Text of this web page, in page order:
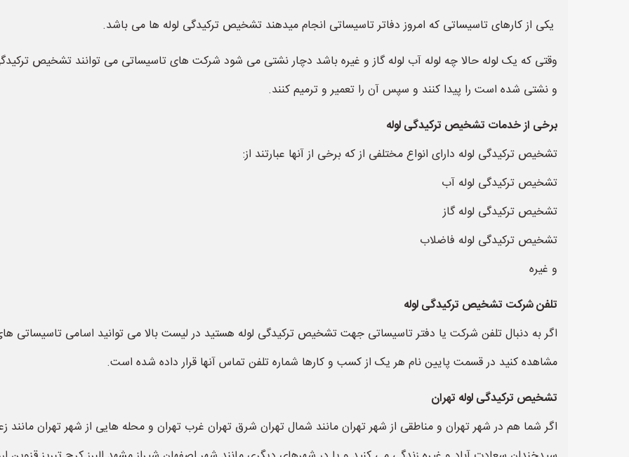
یکی از کارهای تاسیساتی که امروز دفاتر تاسیساتی انجام میدهند تشخیص ترکیدگی لوله ها می باشد.
وقتی که یک لوله حالا چه لوله آب لوله گاز و غیره باشد دچار نشتی می شود شرکت های تاسیساتی می توانند تشخیص
و نشتی شده است را پیدا کنند و سپس آن را تعمیر و ترمیم کنند.
برخی از خدمات تشخیص ترکیدگی لوله
تشخیص ترکیدگی لوله دارای انواع مختلفی از که برخی از آنها عبارتند از:
تشخیص ترکیدگی لوله آب
تشخیص ترکیدگی لوله گاز
تشخیص ترکیدگی لوله فاضلاب
و غیره
تلفن شرکت تشخیص ترکیدگی لوله
اگر به دنبال تلفن شرکت یا دفتر تاسیساتی جهت تشخیص ترکیدگی لوله هستید در لیست بالا می توانید اسامی تاسیساتی
مشاهده کنید در قسمت پایین نام هر یک از کسب و کارها شماره تلفن تماس آنها قرار داده شده است‌.
تشخیص ترکیدگی لوله تهران
اگر شما هم در شهر تهران و مناطقی از شهر تهران مانند شمال تهران شرق تهران غرب تهران و محله هایی از شهر تهران مانند